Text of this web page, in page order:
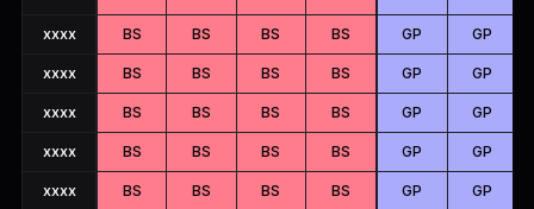
xxxx
xxxx
xxxx
xxxx
xxxx
BS BS BS BS
BS BS BS BS
BS BS BS BS
BS BS BS BS
BS BS BS BS
GP GP
GP GP
GP GP
GP GP
GP GP